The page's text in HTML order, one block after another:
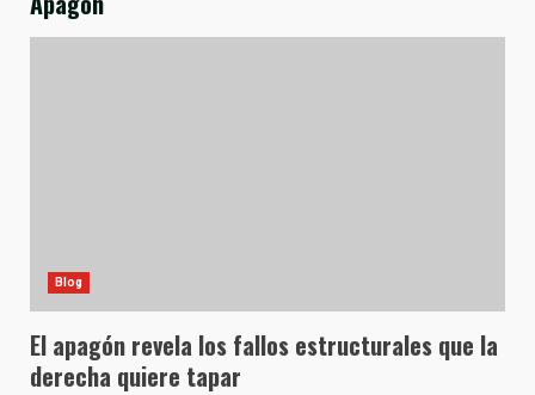
Blog
El apagón revela los fallos estructurales que la
derecha quiere tapar